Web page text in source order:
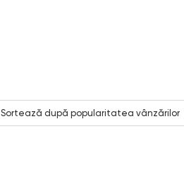
Sortează după popularitatea vânzărilor